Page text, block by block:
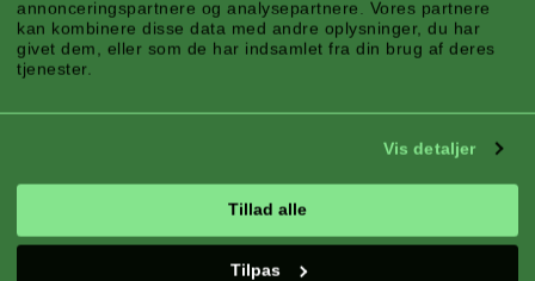
annonceringspartnere og analysepartnere. Vores partnere
kan kombinere disse data med andre oplysninger, du har
givet dem, eller som de har indsamlet fra din brug af deres
tjenester.
Vis detaljer
Tillad alle
Tilpas